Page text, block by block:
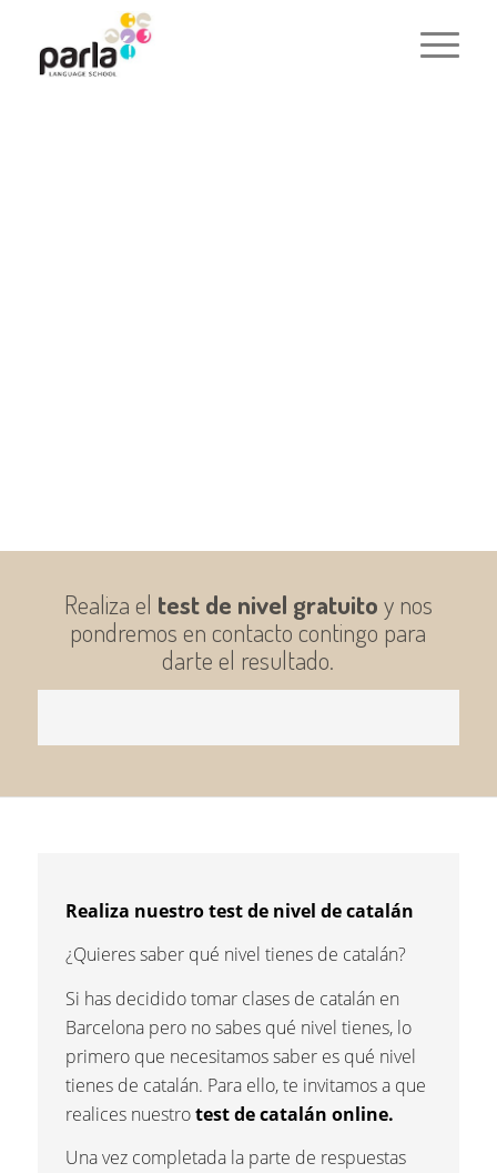
Realiza el test de nivel gratuito y nos
pondremos en contacto contingo para
darte el resultado.
Realiza nuestro test de nivel de catalán
¿Quieres saber qué nivel tienes de catalán?
Si has decidido tomar clases de catalán en
Barcelona pero no sabes qué nivel tienes, lo
primero que necesitamos saber es qué nivel
tienes de catalán. Para ello, te invitamos a que
realices nuestrotest de catalán online.
Una vez completada la parte de respuestas